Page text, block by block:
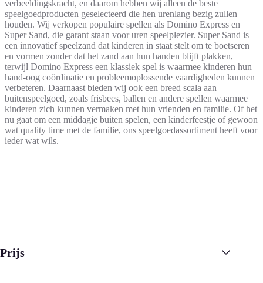
verbeeldingskracht, en daarom hebben wij alleen de beste
speelgoedproducten geselecteerd die hen urenlang bezig zullen
houden. Wij verkopen populaire spellen als Domino Express en
Super Sand, die garant staan voor uren speelplezier. Super Sand is
een innovatief speelzand dat kinderen in staat stelt om te boetseren
en vormen zonder dat het zand aan hun handen blijft plakken,
terwijl Domino Express een klassiek spel is waarmee kinderen hun
hand-oog coördinatie en probleemoplossende vaardigheden kunnen
verbeteren. Daarnaast bieden wij ook een breed scala aan
buitenspeelgoed, zoals frisbees, ballen en andere spellen waarmee
kinderen zich kunnen vermaken met hun vrienden en familie. Of het
nu gaat om een middagje buiten spelen, een kinderfeestje of gewoon
wat quality time met de familie, ons speelgoedassortiment heeft voor
ieder wat wils.
Prijs